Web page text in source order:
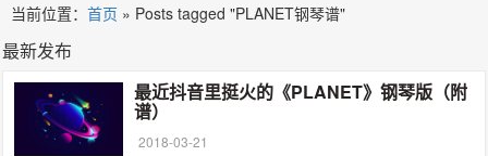
当前位置： 首页 » Posts tagged "PLANET钢琴谱"
最新发布
最近抖音里挺火的《PLANET》钢琴版（附
谱）
2018-03-21